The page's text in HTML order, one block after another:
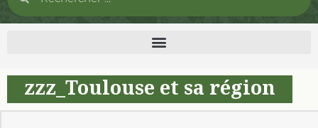
zzz_Toulouse et sa région